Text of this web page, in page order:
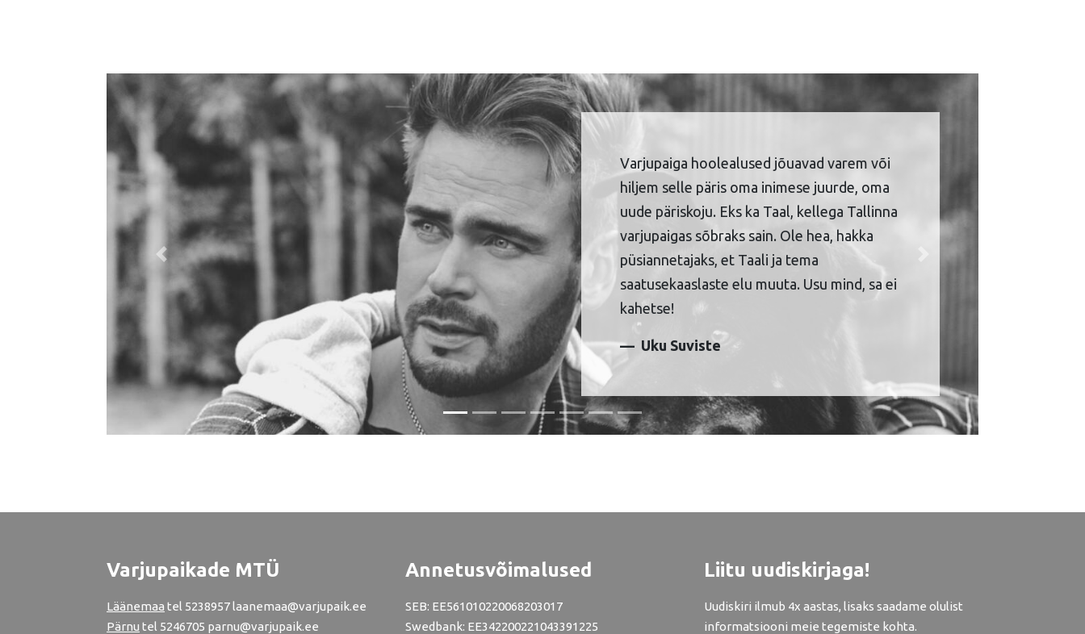
Varjupaiga hoolealused jõuavad varem või
hiljem selle päris oma inimese juurde, oma
uude päriskoju. Eks ka Taal, kellega Tallinna
varjupaigas sõbraks sain. Ole hea, hakka
püsiannetajaks, et Taali ja tema
saatusekaaslaste elu muuta. Usu mind, sa ei
kahetse!
Uku Suviste
Previous Next
Varjupaikade MTÜ
Läänemaa tel 5238957 laanemaa@varjupaik.ee
Pärnu tel 5246705 parnu@varjupaik.ee
Annetusvõimalused
SEB: EE561010220068203017
Swedbank: EE342200221043391225
Liitu uudiskirjaga!
Uudiskiri ilmub 4x aastas, lisaks saadame olulist
informatsiooni meie tegemiste kohta.